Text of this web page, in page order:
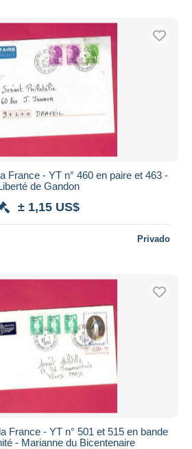
France - YT n° 460 en paire et 463 -
de Gandon
± 1,15 US$
Privado
France - YT n° 501 et 515 en bande
- Marianne du Bicentenaire